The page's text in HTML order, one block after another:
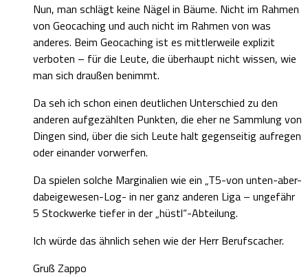
Nun, man schlägt keine Nägel in Bäume. Nicht im Rahmen
von Geocaching und auch nicht im Rahmen von was
anderes. Beim Geocaching ist es mittlerweile explizit
verboten – für die Leute, die überhaupt nicht wissen, wie
man sich draußen benimmt.
Da seh ich schon einen deutlichen Unterschied zu den
anderen aufgezählten Punkten, die eher ne Sammlung von
Dingen sind, über die sich Leute halt gegenseitig aufregen
oder einander vorwerfen.
Da spielen solche Marginalien wie ein „T5-von unten-aber-
dabeigewesen-Log- in ner ganz anderen Liga – ungefähr
5 Stockwerke tiefer in der „hüstl“-Abteilung.
Ich würde das ähnlich sehen wie der Herr Berufscacher.
Gruß Zappo